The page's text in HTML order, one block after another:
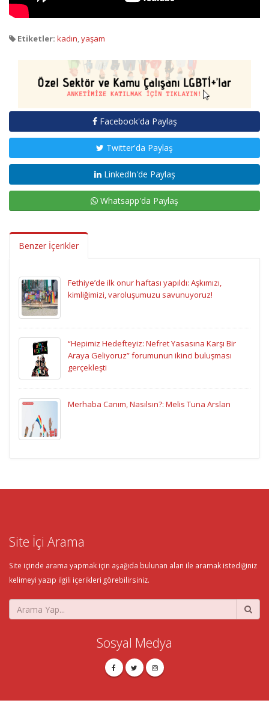
Etiketler: kadın yaşam
Facebook'da Paylaş
Twitter'da Paylaş
LinkedIn'de Paylaş
Whatsapp'da Paylaş
Benzer İçerikler
Fethiye’de ilk onur haftası yapıldı: Aşkımızı,
kimliğimizi, varoluşumuzu savunuyoruz!
“Hepimiz Hedefteyiz: Nefret Yasasına Karşı Bir
Araya Geliyoruz” forumunun ikinci buluşması
gerçekleşti
Merhaba Canım, Nasılsın?: Melis Tuna Arslan
Site İçi Arama
Site içinde arama yapmak için aşağıda bulunan alan ile aramak istediğiniz
kelimeyi yazıp ilgili içerikleri görebilirsiniz.
Sosyal Medya